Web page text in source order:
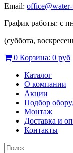
Email:
График работы: с
(суббота,
0 Корзина: 0 руб
Каталог
О компании
Акции
Подбор
Монтаж
Доставка и
Контакты